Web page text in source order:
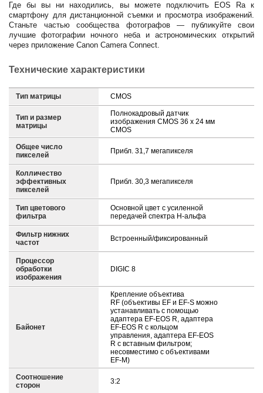
Где бы вы ни находились, вы можете подключить EOS Ra к
смартфону для дистанционной съемки и просмотра изображений.
Станьте частью сообщества фотографов — публикуйте свои
лучшие фотографии ночного неба и астрономических открытий
через приложение Canon Camera Connect.
Технические характеристики
Тип матрицы CMOS
Тип и размер
матрицы
Полнокадровый датчик
изображения CMOS 36 x 24 мм
CMOS
Общее число
пикселей
Прибл. 31,7 мегапикселя
Колличество
эффективных
пикселей
Прибл. 30,3 мегапикселя
Тип цветового
фильтра
Основной цвет с усиленной
передачей спектра H-альфа
Фильтр нижних
частот
Встроенный/фиксированный
Процессор
обработки
изображения
DIGIC 8
Байонет
Крепление объектива
RF (объективы EF и EF-S можно
устанавливать с помощью
адаптера EF-EOS R, адаптера
EF-EOS R с кольцом
управления, адаптера EF-EOS
R с вставным фильтром;
несовместимо с объективами
EF-M)
Соотношение
сторон
3:2